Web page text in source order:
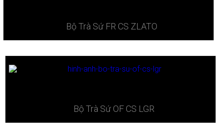
Bộ Trà Sứ ​FR CS ZLATO
Bộ Trà Sứ ​OF CS LGR